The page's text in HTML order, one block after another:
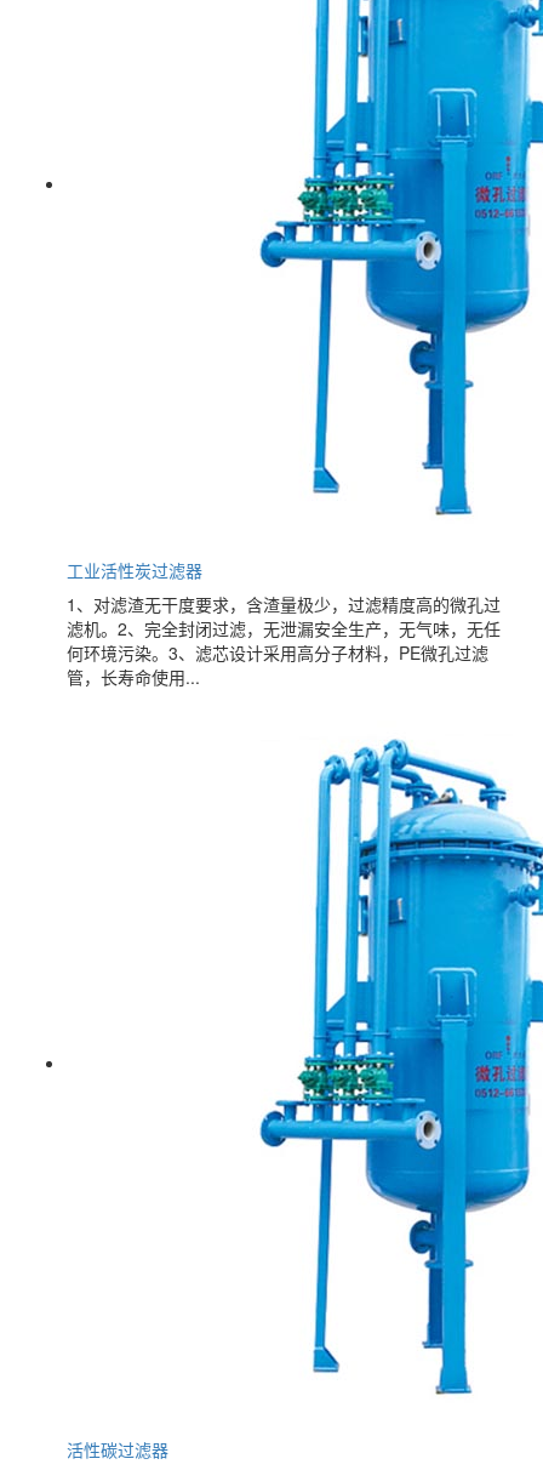
工业活性炭过滤器
1、对滤渣无干度要求，含渣量极少，过滤精度高的微孔过
滤机。2、完全封闭过滤，无泄漏安全生产，无气味，无任
何环境污染。3、滤芯设计采用高分子材料，PE微孔过滤
管，长寿命使用...
活性碳过滤器